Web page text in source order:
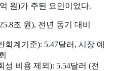
원)가 주된 요인이었다.
조 원), 전년 동기 대비
회계기준): 5.47달러, 시장 예
성 비용 제외): 5.54달러 (전